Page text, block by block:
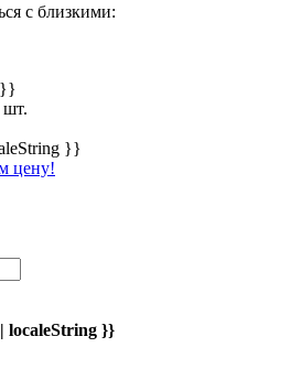
с близкими:
}}
шт.
}}
цену!
localeString }}